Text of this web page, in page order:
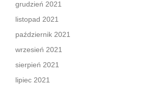
grudzień 2021
listopad 2021
październik 2021
wrzesień 2021
sierpień 2021
lipiec 2021